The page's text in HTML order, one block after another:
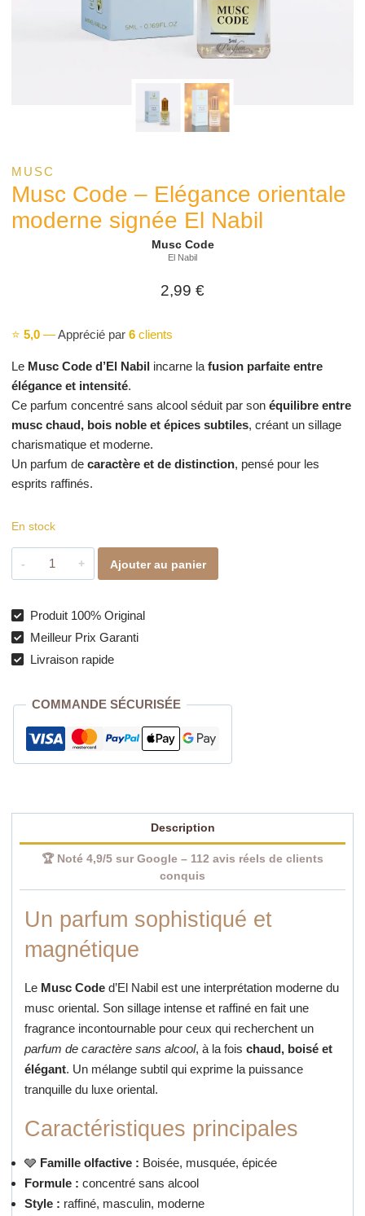
MUSC
Musc Code – Elégance orientale
moderne signée El Nabil
Musc Code
El Nabil
2,99 €
⭐ 5,0—Apprécié par 6clients
Le Musc Code d’El Nabilincarne la fusion parfaite entre
élégance et intensité.
Ce parfum concentré sans alcool séduit par son équilibre entre
musc chaud, bois noble et épices subtiles, créant un sillage
charismatique et moderne.
Un parfum de caractère et de distinction, pensé pour les
esprits raffinés.
En stock
quantité
de
Code
–
Elégance
signée
El
Nabil
Ajouter au panier
Produit 100% Original
Meilleur Prix Garanti
Livraison rapide
COMMANDE SÉCURISÉE
Description
🏆 Noté 4,9/5 sur Google – 112 avis réels de clients
conquis
Un parfum sophistiqué et
magnétique
Le Musc Coded’El Nabil est une interprétation moderne du
musc oriental. Son sillage intense et raffiné en fait une
fragrance incontournable pour ceux qui recherchent un
parfum de caractère sans alcool, à la fois chaud, boisé et
élégant. Un mélange subtil qui exprime la puissance
tranquille du luxe oriental.
Caractéristiques principales
🩶 Famille olfactive : Boisée, musquée, épicée
Formule : concentré sans alcool
Style : raffiné, masculin, moderne